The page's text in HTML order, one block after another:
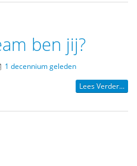
ben jij?
1 decennium geleden
Lees Verder...